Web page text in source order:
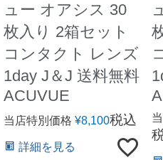
ュー オアシス 30
枚入り 2箱セット
コンタクト レンズ
1day J＆J 送料無料
ACUVUE
当店特別価格 ¥8,100税込
詳細を見る